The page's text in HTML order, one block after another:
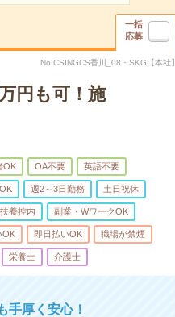
一括
応募
No.CSINGCS香川_08・SKG【本社】
円も可！施
OK OA不要 英語不要
週2～3日勤務 土日祝休
扶養控内 副業・WワークOK
OK 即日払いOK 職場が禁煙
栄養士 介護士
手厚く安心！